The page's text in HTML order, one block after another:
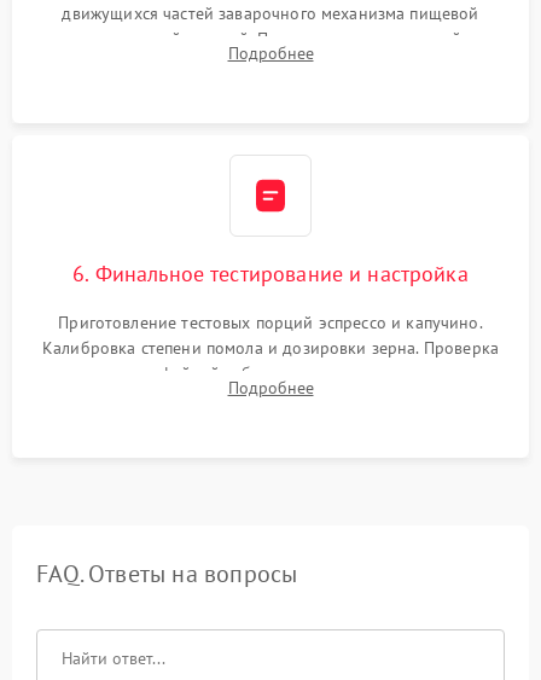
движущихся частей заварочного механизма пищевой
силиконовой смазкой. Проведение программной
декальцинации и очистки системы от кофейных масел.
Подробнее
6. Финальное тестирование и настройка
Приготовление тестовых порций эспрессо и капучино.
Калибровка степени помола и дозировки зерна. Проверка
плотности кофейной таблетки, температуры напитка и
качества молочной пены. Контроль отсутствия посторонних
Подробнее
FAQ. Ответы на вопросы